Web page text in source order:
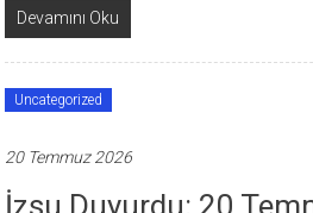
Devamını Oku
Uncategorized
20 Temmuz 2026
İzsu Duyurdu: 20